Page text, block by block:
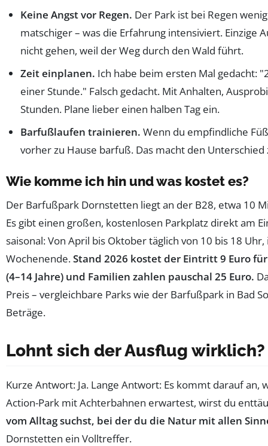
Keine Angst vor Regen. Der Park ist bei Regen
matschiger – was die Erfahrung intensiviert. Einzige
nicht gehen, weil der Weg durch den Wald führt.
Zeit einplanen. Ich habe beim ersten Mal gedacht:
einer Stunde." Falsch gedacht. Mit Anhalten,
Stunden. Plane lieber einen halben Tag ein.
Barfußlaufen trainieren. Wenn du empfindliche
vorher zu Hause barfuß. Das macht den
Wie komme ich hin und was kostet es?
Der Barfußpark Dornstetten liegt an der B28, etwa 10
Es gibt einen großen, kostenlosen Parkplatz direkt am
saisonal: Von April bis Oktober täglich von 10 bis 18
Wochenende.Stand 2026 kostet der Eintritt 9 Euro
(4–14 Jahre) und Familien zahlen pauschal 25 Euro.
Preis – vergleichbare Parks wie der Barfußpark in Bad
Beträge.
Lohnt sich der Ausflug wirklich?
Kurze Antwort: Ja. Lange Antwort: Es kommt darauf an,
Action-Park mit Achterbahnen erwartest, wirst du
vom Alltag suchst, bei der du die Natur mit allen
Dornstetten ein Volltreffer.